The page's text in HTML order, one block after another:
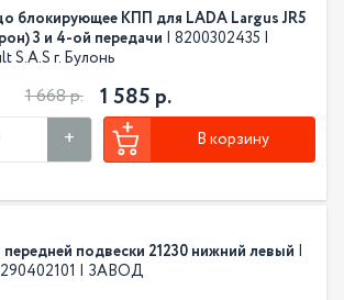
блокирующее КПП для LADA Largus JR5
3 и 4-ой передачи | 8200302435 |
S.A.S г. Булонь
1 668 р. 1 585 р.
В корзину
передней подвески 21230 нижний левый |
| ЗАВОД